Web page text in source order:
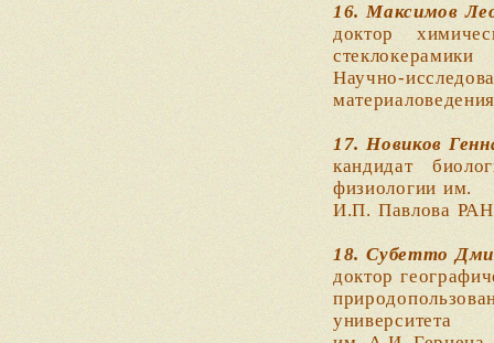
16. Максимов
доктор
стеклокерамики
Научно-
17. Новиков
кандидат
физиологии им.
И.П. Павлова РАН
18. Субетто
доктор
университета